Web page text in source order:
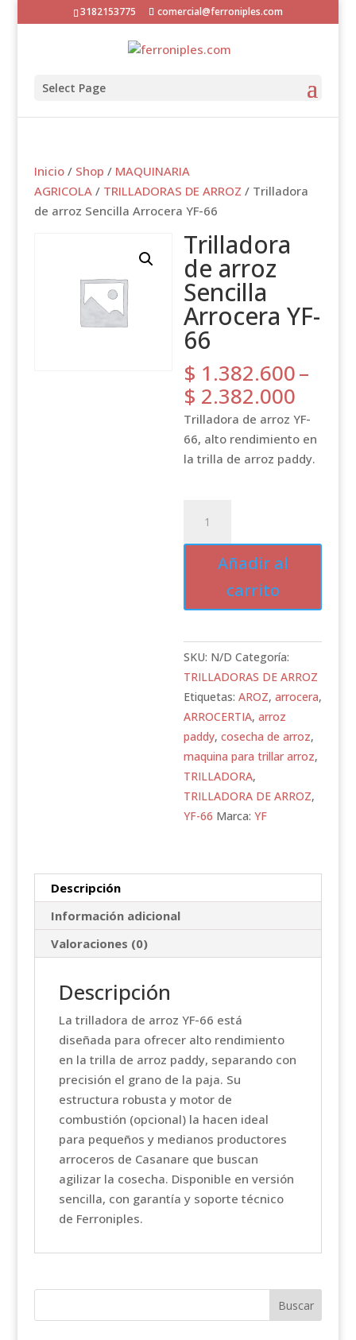
3182153775 comercial@ferroniples.com
Select Page
Inicio/ Shop / MAQUINARIA
AGRICOLA/ TRILLADORAS DE ARROZ / Trilladora
de arroz Sencilla Arrocera YF-66
Trilladora
de arroz
Sencilla
Arrocera YF-
66
$ 1.382.600–
$ 2.382.000
$
$
Trilladora de arroz YF-
66, alto rendimiento en
la trilla de arroz paddy.
arroz
Sencilla
Arrocera
YF-
Añadir al
carrito
SKU: N/D Categoría:
TRILLADORAS DE ARROZ
Etiquetas:AROZ,arrocera,
ARROCERTIA,arroz
paddy,cosecha de arroz,
maquina para trillar arroz,
TRILLADORA,
TRILLADORA DE ARROZ,
YF-66 Marca:YF
Descripción
Información adicional
Valoraciones (0)
Descripción
La trilladora de arroz YF-66 está
diseñada para ofrecer alto rendimiento
en la trilla de arroz paddy, separando con
precisión el grano de la paja. Su
estructura robusta y motor de
combustión (opcional) la hacen ideal
para pequeños y medianos productores
arroceros de Casanare que buscan
agilizar la cosecha. Disponible en versión
sencilla, con garantía y soporte técnico
de Ferroniples.
Buscar